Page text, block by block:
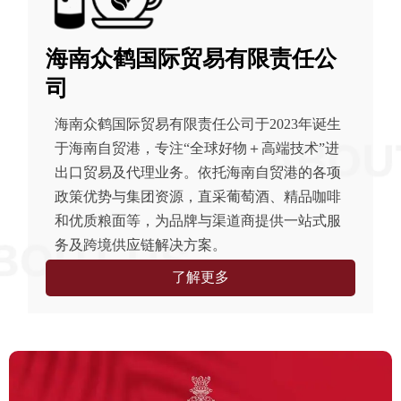
海南众鹤国际贸易有限责任公
司
海南众鹤国际贸易有限责任公司于2023年诞生
于海南自贸港，专注“全球好物＋高端技术”进
出口贸易及代理业务。依托海南自贸港的各项
政策优势与集团资源，直采葡萄酒、精品咖啡
和优质粮面等，为品牌与渠道商提供一站式服
务及跨境供应链解决方案。
了解更多